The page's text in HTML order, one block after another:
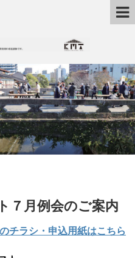
７月例会のご案内
チラシ・申込用紙はこちら